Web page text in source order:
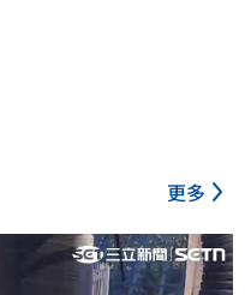
更多